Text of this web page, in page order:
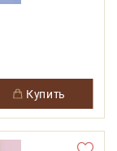
купить